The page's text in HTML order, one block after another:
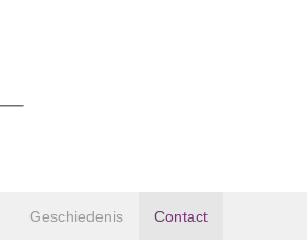
Geschiedenis Contact